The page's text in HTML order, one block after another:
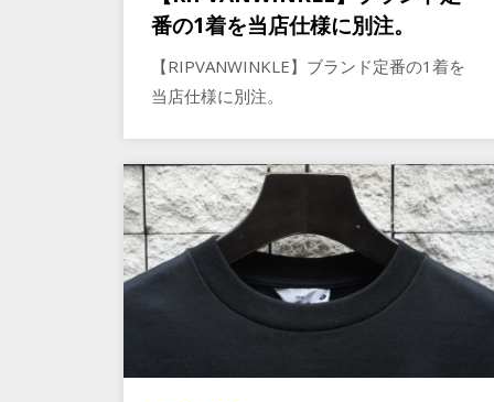
番の1着を当店仕様に別注。
【RIPVANWINKLE】ブランド定番の1着を
当店仕様に別注。